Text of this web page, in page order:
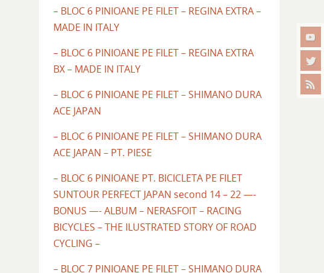
– BLOC 6 PINIOANE PE FILET – REGINA EXTRA –
MADE IN ITALY
– BLOC 6 PINIOANE PE FILET – REGINA EXTRA
BX – MADE IN ITALY
– BLOC 6 PINIOANE PE FILET – SHIMANO DURA
ACE JAPAN
– BLOC 6 PINIOANE PE FILET – SHIMANO DURA
ACE JAPAN – PT. PIESE
– BLOC 6 PINIOANE PT. BICICLETA PE FILET
SUNTOUR PERFECT JAPAN second 14 – 22 —-
BONUS —- ALBUM – NERASFOIT – RACING
BICYCLES – THE ILUSTRATED STORY OF ROAD
CYCLING –
– BLOC 7 PINIOANE PE FILET – SHIMANO DURA